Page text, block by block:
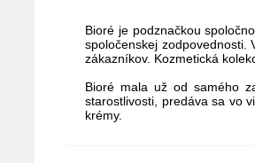
Bioré je podznačkou
spoločenskej zodpovednosti.
zákazníkov. Kozmetická
Bioré mala už od samého
starostlivosti, predáva sa vo
krémy.